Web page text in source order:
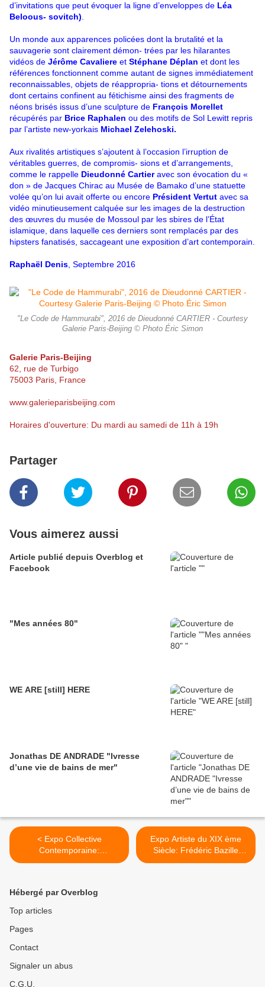
d’invitations que peut évoquer la ligne d’enveloppes de Léa
Beloous- sovitch)
Un monde aux apparences policées dont la brutalité et la
sauvagerie sont clairement démon- trées par les hilarantes
vidéos de Jérôme Cavaliere et Stéphane Déplan et dont les
références fonctionnent comme autant de signes immédiatement
reconnaissables, objets de réappropria- tions et détournements
dont certains confinent au fétichisme ainsi des fragments de
néons brisés issus d’une sculpture de François Morellet
récupérés par Brice Raphalen ou des motifs de Sol Lewitt repris
par l’artiste new-yorkais Michael Zelehoski.
Aux rivalités artistiques s’ajoutent à l’occasion l’irruption de
véritables guerres, de compromis- sions et d’arrangements,
comme le rappelle Dieudonné Cartieravec son évocation du «
don » de Jacques Chirac au Musée de Bamako d’une statuette
volée qu’on lui avait offerte ou encore Président Vertut avec sa
vidéo minutieusement calquée sur les images de la destruction
des œuvres du musée de Mossoul par les sbires de l’État
islamique, dans laquelle ces derniers sont remplacés par des
hipsters fanatisés, saccageant une exposition d’art contemporain.
Raphaël Denis , Septembre 2016
"Le Code de Hammurabi", 2016 de Dieudonné CARTIER - Courtesy
Galerie Paris-Beijing © Photo Éric Simon
Galerie Paris-Beijing
62, rue de Turbigo
75003 Paris, France
www.galerieparisbeijing.com
Horaires d'ouverture: Du mardi au samedi de 11h à 19h
Partager
Vous aimerez aussi
Article publié depuis Overblog et
Facebook
"Mes années 80"
WE ARE [still] HERE
Jonathas DE ANDRADE "Ivresse
d’une vie de bains de mer"
< Expo Collective
Contemporaine:
DIALOGUES
Expo Artiste du XIX ème
Siècle: Frédéric Bazille
(1841-1870). La jeunesse
Hébergé par Overblog
Top articles
Pages
Contact
Signaler un abus
C.G.U.